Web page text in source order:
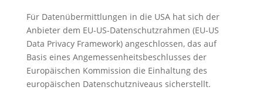
Für Datenübermittlungen in die USA hat sich der
Anbieter dem EU-US-Datenschutzrahmen (EU-US
Data Privacy Framework) angeschlossen, das auf
Basis eines Angemessenheitsbeschlusses der
Europäischen Kommission die Einhaltung des
europäischen Datenschutzniveaus sicherstellt.